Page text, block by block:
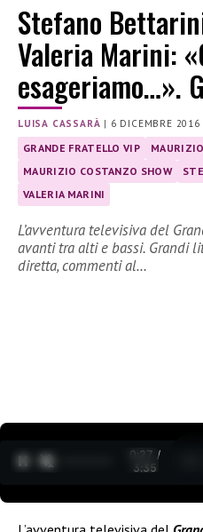
Stefano
Valeria Marini:
esageriamo…».
LUISA CASSARÀ | 6 DICEMBRE 2016
GRANDE FRATELLO VIP
MAURIZIO COSTANZO SHOW
VALERIA MARINI
L’avventura televisiva del
avanti tra alti e bassi. Grandi
diretta, commenti al…
0:28 /
3:35